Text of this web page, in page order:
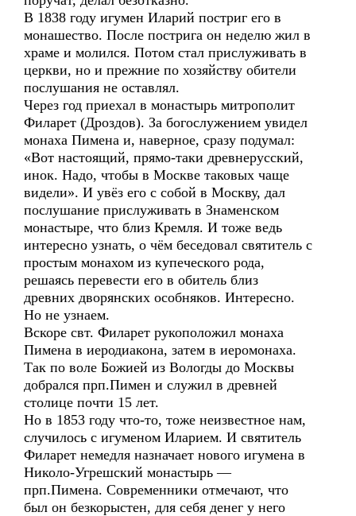
В 1838 году игумен Иларий постриг его в
монашество. После пострига он неделю жил в
храме и молился. Потом стал прислуживать в
церкви, но и прежние по хозяйству обители
послушания не оставлял.
Через год приехал в монастырь митрополит
Филарет (Дроздов). За богослужением увидел
монаха Пимена и, наверное, сразу подумал:
«Вот настоящий, прямо-таки древнерусский,
инок. Надо, чтобы в Москве таковых чаще
видели». И увёз его с собой в Москву, дал
послушание прислуживать в Знаменском
монастыре, что близ Кремля. И тоже ведь
интересно узнать, о чём беседовал святитель с
простым монахом из купеческого рода,
решаясь перевести его в обитель близ
древних дворянских особняков. Интересно.
Но не узнаем.
Вскоре свт. Филарет рукоположил монаха
Пимена в иеродиакона, затем в иеромонаха.
Так по воле Божией из Вологды до Москвы
добрался прп.Пимен и служил в древней
столице почти 15 лет.
Но в 1853 году что-то, тоже неизвестное нам,
случилось с игуменом Иларием. И святитель
Филарет немедля назначает нового игумена в
Николо-Угрешский монастырь —
прп.Пимена. Современники отмечают, что
был он безкорыстен, для себя денег у него